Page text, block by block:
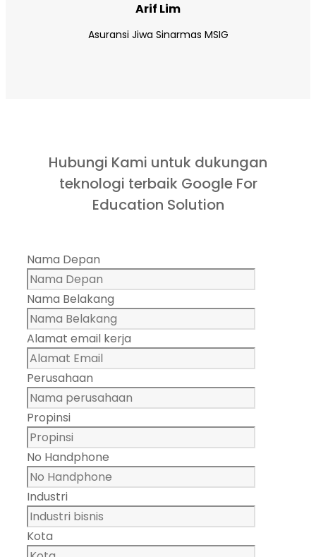
Arif Lim
Asuransi Jiwa Sinarmas MSIG
Hubungi Kami untuk dukungan
teknologi terbaik Google For
Education Solution
Nama Depan
Nama Belakang
Alamat email kerja
Perusahaan
Propinsi
No Handphone
Industri
Kota